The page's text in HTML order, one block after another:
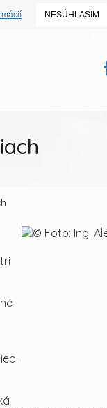
NESÚHLASÍM